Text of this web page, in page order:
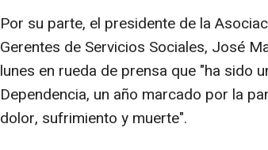
Por su parte, el presidente de la
Gerentes de Servicios Sociales, José
lunes en rueda de prensa que "ha sido
Dependencia, un año marcado por la
dolor, sufrimiento y muerte".